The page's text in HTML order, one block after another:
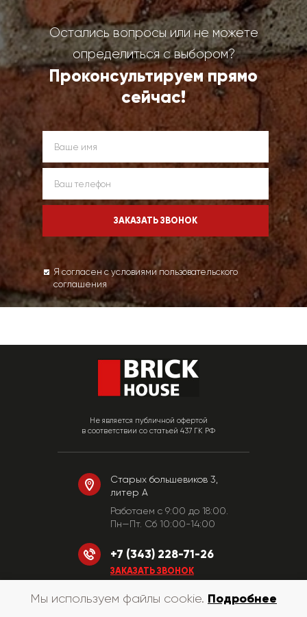
Остались вопросы или не можете
определиться с выбором?
Проконсультируем прямо
сейчас!
Я согласен с условиями пользовательского
соглашения
Не является публичной офертой
в соответствии со статьей 437 ГК РФ
Старых большевиков 3,
литер А
Работаем c 9:00 до 18:00.
Пн—Пт. Сб 10:00-14:00
+7 (343) 228-71-26
ЗАКАЗАТЬ ЗВОНОК
Мы используем файлы cookie. Подробнее